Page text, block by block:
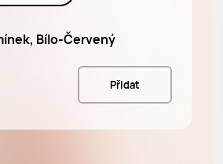
Bílo-Červený
Přidat